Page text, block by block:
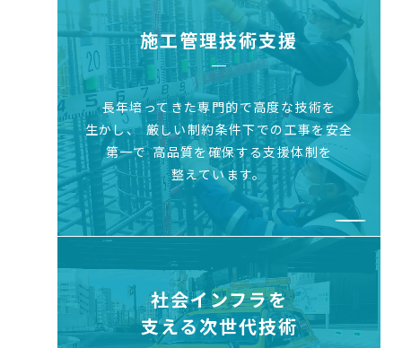
施工管理技術支援
長年培ってきた専門的で高度な技術を
生かし、厳しい制約条件下での工事を安全
第一で高品質を確保する支援体制を
整えています。
社会インフラを
支える次世代技術